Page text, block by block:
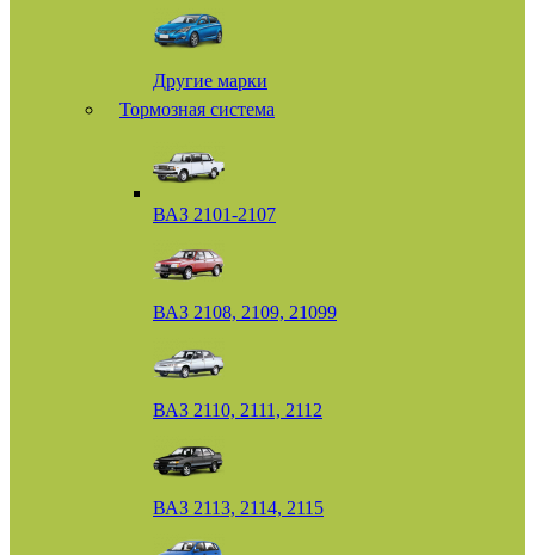
Другие марки
Тормозная система
ВАЗ 2101-2107
ВАЗ 2108, 2109, 21099
ВАЗ 2110, 2111, 2112
ВАЗ 2113, 2114, 2115